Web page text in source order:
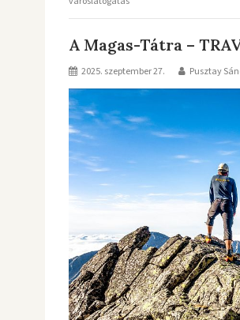
A Magas-Tátra –
2025. szeptember 27. Pusztay